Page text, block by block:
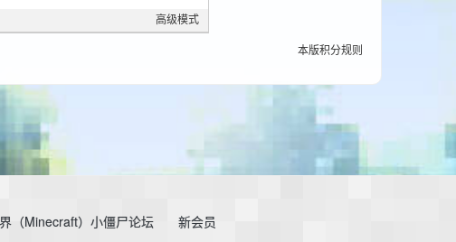
高级模式
本版积分规则
（Minecraft）小僵尸论坛 新会员